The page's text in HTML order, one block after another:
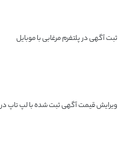
ثبت آگهی در پلتفرم مرغابی با موبایل
ویرایش قیمت آگهی ثبت شده با لپ تاپ